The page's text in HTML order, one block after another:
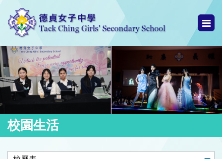
校園生活